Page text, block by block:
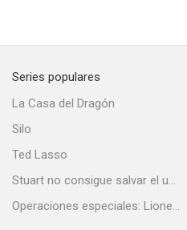
Series populares
La Casa del Dragón
Silo
Ted Lasso
Stuart no consigue salvar el universo
Operaciones especiales: Lioness